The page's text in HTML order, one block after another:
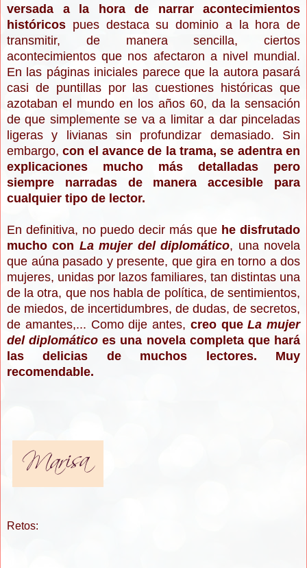
versada a la hora de narrar acontecimientos
históricos pues destaca su dominio a la hora de
transmitir, de manera sencilla, ciertos
acontecimientos que nos afectaron a nivel mundial.
En las páginas iniciales parece que la autora pasará
casi de puntillas por las cuestiones históricas que
azotaban el mundo en los años 60, da la sensación
de que simplemente se va a limitar a dar pinceladas
ligeras y livianas sin profundizar demasiado. Sin
embargo,con el avance de la trama, se adentra en
explicaciones mucho más detalladas pero
siempre narradas de manera accesible para
cualquier tipo de lector.
En definitiva, no puedo decir más que he disfrutado
mucho con La mujer del diplomático, una novela
que aúna pasado y presente, que gira en torno a dos
mujeres, unidas por lazos familiares, tan distintas una
de la otra, que nos habla de política, de sentimientos,
de miedos, de incertidumbres, de dudas, de secretos,
de amantes,... Como dije antes, creo queLa mujer
del diplomático es una novela completa que hará
las delicias de muchos lectores. Muy
recomendable.
Retos: